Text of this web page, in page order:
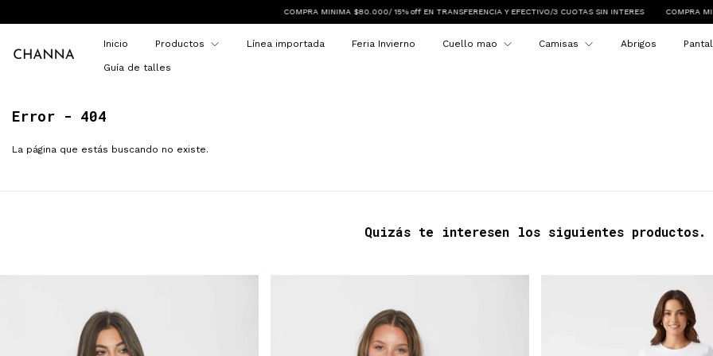
COMPRA MINIMA $80.000/ 15% off EN TRANSFERENCIA Y EFECTIVO/3 CUOTAS SIN INTERES COMPRA MINIMA
Inicio Productos Línea importada Feria Invierno Cuello mao Camisas Abrigos
Guía de talles
Error - 404
La página que estás buscando no existe.
Quizás te interesen los siguientes productos.